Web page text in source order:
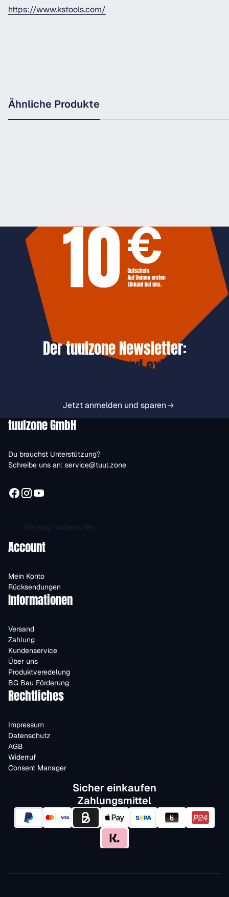
https://www.kstools.com/
Ähnliche Produkte
Der tuulzone Newsletter:
Jetzt anmelden und exklusive
Jetzt anmelden und sparen
tuulzone GmbH
Du brauchst Unterstützung?
Schreibe uns an: service@tuul.zone
Vertrag widerrufen
Account
Mein Konto
Rücksendungen
Informationen
Versand
Zahlung
Kundenservice
Über uns
Produktveredelung
BG Bau Förderung
Rechtliches
Impressum
Datenschutz
AGB
Widerruf
Consent Manager
Sicher einkaufen
Zahlungsmittel